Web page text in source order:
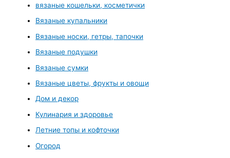
вязаные кошельки, косметички
Вязаные купальники
Вязаные носки, гетры, тапочки
Вязаные подушки
Вязаные сумки
Вязаные цветы, фрукты и овощи
Дом и декор
Кулинария и здоровье
Летние топы и кофточки
Огород